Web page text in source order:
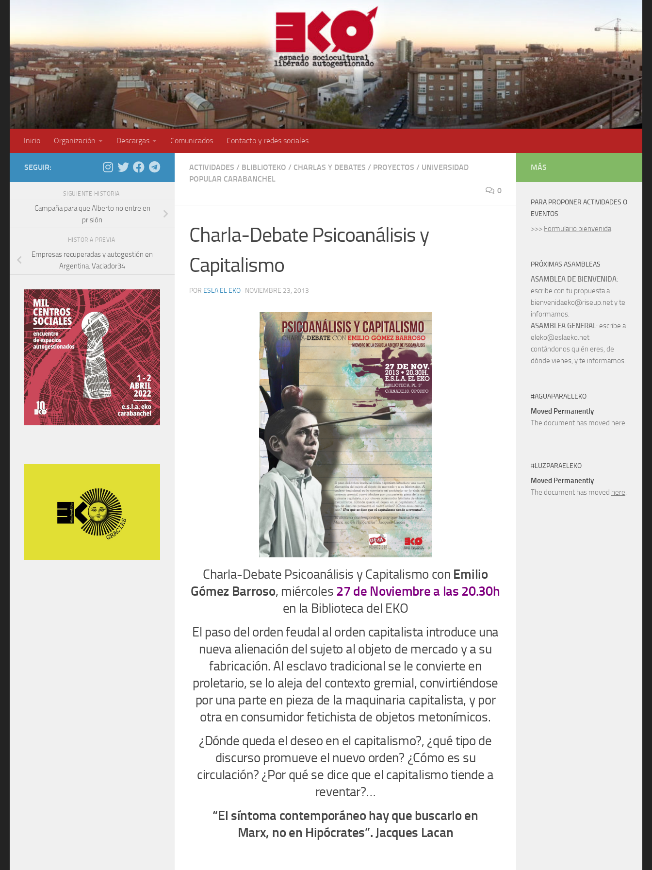
Inicio Organización Descargas Comunicados Contacto y redes sociales
ACTIVIDADES / BLIBLIOTEKO / CHARLAS Y DEBATES / PROYECTOS / UNIVERSIDAD
POPULAR CARABANCHEL
0
Charla-Debate Psicoanálisis y
Capitalismo
POR ESLA EL EKO · NOVIEMBRE 23, 2013
Charla-Debate Psicoanálisis y Capitalismo con Emilio
Gómez Barroso, miércoles 27 de Noviembre a las 20.30h
en la Biblioteca del EKO
El paso del orden feudal al orden capitalista introduce una
nueva alienación del sujeto al objeto de mercado y a su
fabricación. Al esclavo tradicional se le convierte en
proletario, se lo aleja del contexto gremial, convirtiéndose
por una parte en pieza de la maquinaria capitalista, y por
otra en consumidor fetichista de objetos metonímicos.
¿Dónde queda el deseo en el capitalismo?, ¿qué tipo de
discurso promueve el nuevo orden? ¿Cómo es su
circulación? ¿Por qué se dice que el capitalismo tiende a
reventar?…
“El síntoma contemporáneo hay que buscarlo en
Marx, no en Hipócrates”. Jacques Lacan
SEGUIR:
SIGUIENTE HISTORIA
Campaña para que Alberto no entre en
prisión
HISTORIA PREVIA
Empresas recuperadas y autogestión en
Argentina. Vaciador34
MÁS
PARA PROPONER ACTIVIDADES O
EVENTOS
>>> Formulario bienvenida
PRÓXIMAS ASAMBLEAS
ASAMBLEA DE BIENVENIDA:
escribe con tu propuesta a
bienvenidaeko@riseup.net y te
informamos.
ASAMBLEA GENERAL: escribe a
eleko@eslaeko.net
contándonos quién eres, de
dónde vienes, y te informamos.
#AGUAPARAELEKO
Moved Permanently
The document has moved here.
#LUZPARAELEKO
Moved Permanently
The document has moved here.